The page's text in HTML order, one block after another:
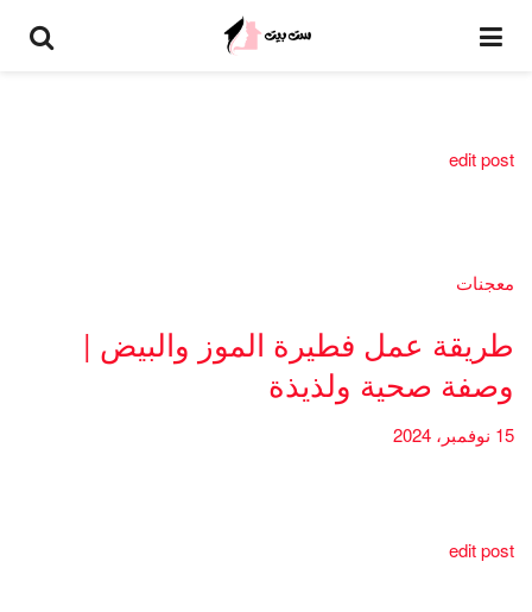
edit post
معجنات
طريقة عمل فطيرة الموز والبيض |
وصفة صحية ولذيذة
15 نوفمبر، 2024
edit post